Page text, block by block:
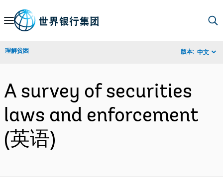
Skip
Navigation
理解贫困 版本: 中文
A survey of securities
laws and enforcement
(英语)